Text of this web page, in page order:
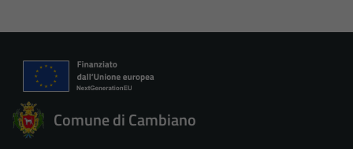
Comune di Cambiano